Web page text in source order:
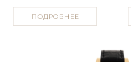
ПОДРОБНЕЕ